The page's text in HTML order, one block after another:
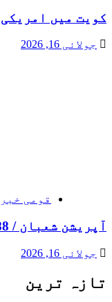
کویت میں امریکی
جولائی 16, 2026
قومی
آپریشن شعبان / 88 دہشت گرد ہلاک
جولائی 16, 2026
تازہ ترین